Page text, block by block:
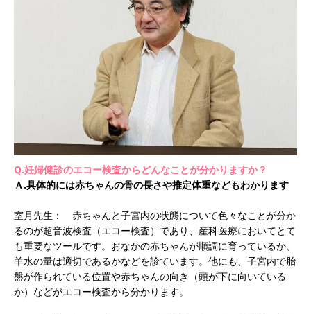
Q.妊婦健診のエコー検査からどんなことが分かりますか？
Ａ.具体的には赤ちゃんの骨の長さや推定体重などもわかります
室月先生： 赤ちゃんと子宮内の状態について色々なことが分か
るのが超音波検査（エコー検査）であり、産科医療においてとて
も重要なツールです。おなかの赤ちゃんが順調に育っているか、
羊水の量は適切であるかなどを診ています。他にも、子宮内で胎
盤が作られている位置や赤ちゃんの向き（頭が下に向いている
か）などがエコー検査から分かります。